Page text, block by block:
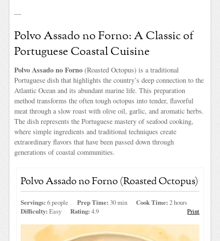
—
Polvo Assado no Forno: A Classic of
Portuguese Coastal Cuisine
Polvo Assado no Forno(Roasted Octopus) is a traditional
Portuguese dish that highlights the country’s deep connection to the
Atlantic Ocean and its abundant marine life. This preparation
method transforms the often tough octopus into tender, flavorful
meat through a slow roast with olive oil, garlic, and aromatic herbs.
The dish represents the Portuguese mastery of seafood cooking,
where simple ingredients and traditional techniques create
extraordinary flavors that have been passed down through
generations of coastal communities.
Polvo Assado no Forno (Roasted Octopus)
Servings: 6 people Prep Time: 30 min Cook Time: 2 hours
Difficulty: Easy Rating: 4.9 Print